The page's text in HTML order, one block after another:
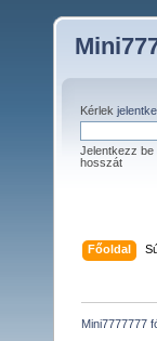
Kérlek
Jelentkezz be
hosszát
Főoldal
Mini7777777